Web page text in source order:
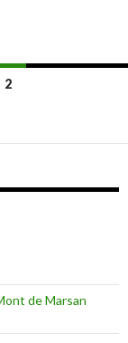
2
de Marsan